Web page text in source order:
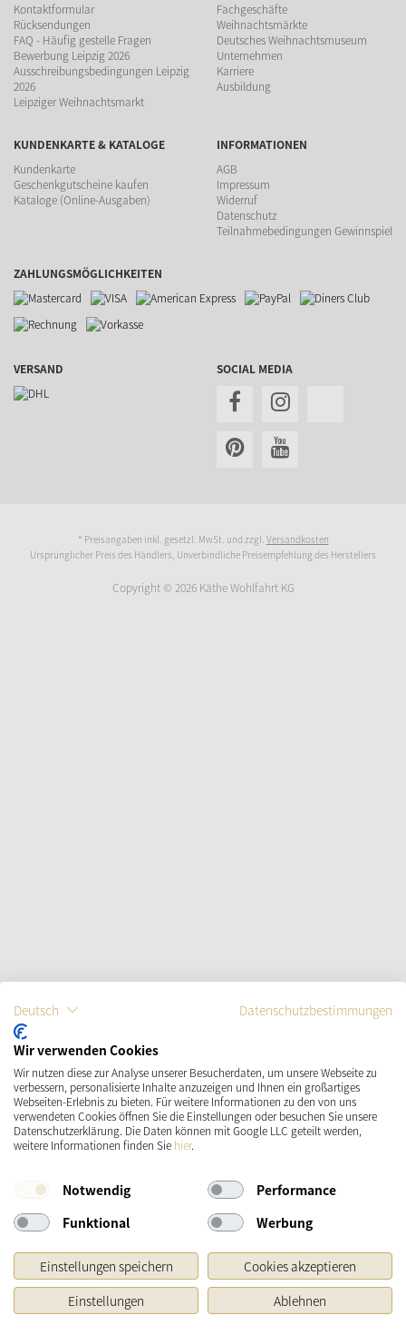
Kontaktformular
Rücksendungen
FAQ - Häufig gestelle Fragen
Bewerbung Leipzig 2026
Ausschreibungsbedingungen Leipzig
2026
Leipziger Weihnachtsmarkt
Fachgeschäfte
Weihnachtsmärkte
Deutsches Weihnachtsmuseum
Unternehmen
Karriere
Ausbildung
KUNDENKARTE & KATALOGE
Kundenkarte
Geschenkgutscheine kaufen
Kataloge (Online-Ausgaben)
INFORMATIONEN
AGB
Impressum
Widerruf
Datenschutz
Teilnahmebedingungen Gewinnspiel
ZAHLUNGSMÖGLICHKEITEN
VERSAND SOCIAL MEDIA
* Preisangaben inkl. gesetzl. MwSt. und zzgl. Versandkosten
Ursprünglicher Preis des Händlers, Unverbindliche Preisempfehlung des Herstellers
Copyright © 2026 Käthe Wohlfahrt KG
Deutsch Datenschutzbestimmungen
Wir verwenden Cookies
Wir nutzen diese zur Analyse unserer Besucherdaten, um unsere Webseite zu
verbessern, personalisierte Inhalte anzuzeigen und Ihnen ein großartiges
Webseiten-Erlebnis zu bieten. Für weitere Informationen zu den von uns
verwendeten Cookies öffnen Sie die Einstellungen oder besuchen Sie unsere
Datenschutzerklärung. Die Daten können mit Google LLC geteilt werden,
weitere Informationen finden Sie hier.
Notwendig
Performance
Funktional
Werbung
Einstellungen speichern
Cookies akzeptieren
Einstellungen
Ablehnen